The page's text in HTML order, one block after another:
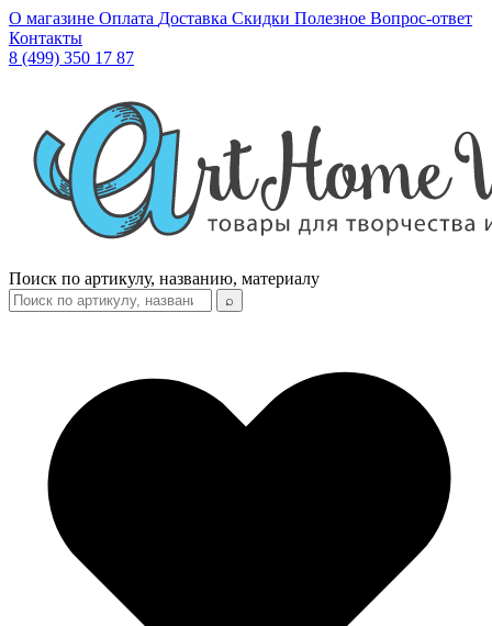
О магазине Оплата Доставка Скидки Полезное Вопрос-ответ
Контакты
8 (499) 350 17 87
Поиск по артикулу, названию, материалу
⌕